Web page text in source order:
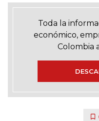
Toda la
económico,
Colombia